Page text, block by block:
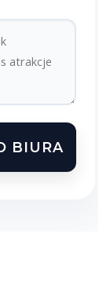
BIURA